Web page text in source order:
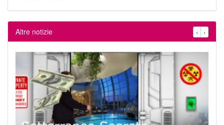
Altre notizie ‹ ›